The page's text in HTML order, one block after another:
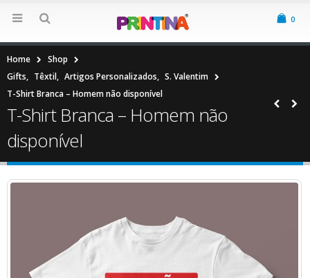
0
Home
Shop
Gifts, Têxtil, Artigos Personalizados, S. Valentim
T-Shirt Branca – Homem não disponível
T-Shirt Branca – Homem não
disponível